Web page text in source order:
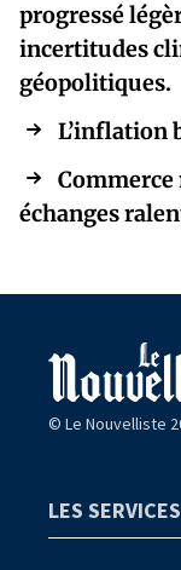
progressé
incertitudes
géopolitiques.
L’inflation
échanges
© Le Nouvelliste
LES SERVICES